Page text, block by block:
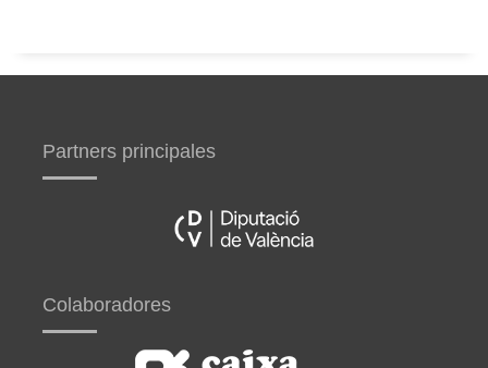
Partners principales
Colaboradores